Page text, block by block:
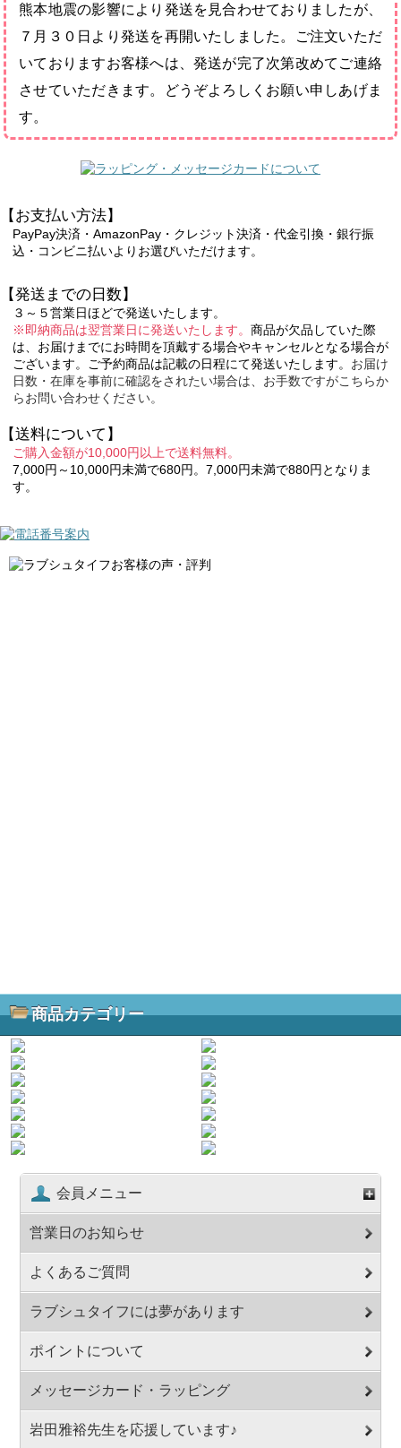
熊本地震の影響により発送を見合わせておりましたが、
７月３０日より発送を再開いたしました。ご注文いただ
いておりますお客様へは、発送が完了次第改めてご連絡
させていただきます。どうぞよろしくお願い申しあげま
す。
【お支払い方法】
PayPay決済・AmazonPay・クレジット決済・代金引換・銀行振
込・コンビニ払いよりお選びいただけます。
【発送までの日数】
３～５営業日ほどで発送いたします。
※即納商品は翌営業日に発送いたします。 商品が欠品していた際
は、お届けまでにお時間を頂戴する場合やキャンセルとなる場合が
ございます。ご予約商品は記載の日程にて発送いたします。 お届け
日数・在庫を事前に確認をされたい場合は、お手数ですがこちらか
らお問い合わせください。
【送料について】
ご購入金額が10,000円以上で送料無料。
7,000円～10,000円未満で680円。7,000円未満で880円となりま
す。
商品カテゴリー
会員メニュー
営業日のお知らせ
よくあるご質問
ラブシュタイフには夢があります
ポイントについて
メッセージカード・ラッピング
岩田雅裕先生を応援しています♪